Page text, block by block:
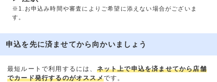
※1.お申込み時間や審査によりご希望に添えない場合がございま
す。
申込を先に済ませてから向かいましょう
最短ルートで利用するには、 ネット上で申込を済ませてから店舗
でカード発行するのがオススメです。